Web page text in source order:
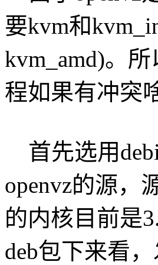
要kvm和
kvm_amd)。
程如果有冲突
首先选用
openvz的源，
的内核目前是
deb包下来看